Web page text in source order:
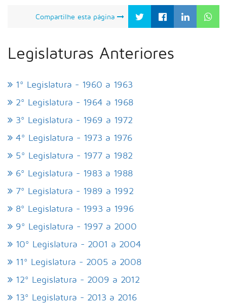
Compartilhe esta página
Legislaturas Anteriores
1º Legislatura - 1960 a 1963
2º Legislatura - 1964 a 1968
3º Legislatura - 1969 a 1972
4º Legislatura - 1973 a 1976
5º Legislatura - 1977 a 1982
6º Legislatura - 1983 a 1988
7º Legislatura - 1989 a 1992
8º Legislatura - 1993 a 1996
9º Legislatura - 1997 a 2000
10º Legislatura - 2001 a 2004
11º Legislatura - 2005 a 2008
12º Legislatura - 2009 a 2012
13º Legislatura - 2013 a 2016